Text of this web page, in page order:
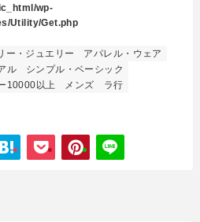
wp-
Utility/Get.php
ー・ジュエリー
アパレル・ウェア
ル
シンプル・ベーシック
10000以上 メンズ
ラ行